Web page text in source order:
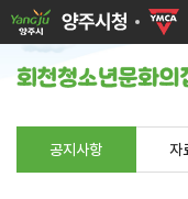
공지사항 자